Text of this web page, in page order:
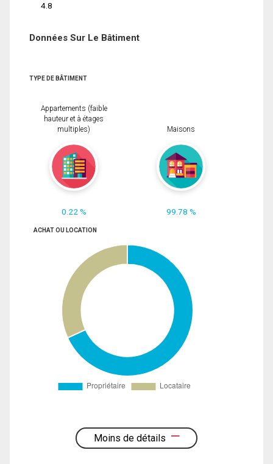
4.8
Données Sur Le Bâtiment
TYPE DE BÂTIMENT
Appartements (faible
hauteur et à étages
multiples)
0.22 %
Maisons
99.78 %
ACHAT OU LOCATION
Moins de détails